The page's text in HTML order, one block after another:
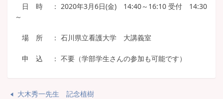
日 時 ： 2020年3月6日(金) 14:40～16:10 受付 14:30
～
場 所 ： 石川県立看護大学 大講義室
申 込 ： 不要（学部学生さんの参加も可能です）
大木秀一先生 記念植樹